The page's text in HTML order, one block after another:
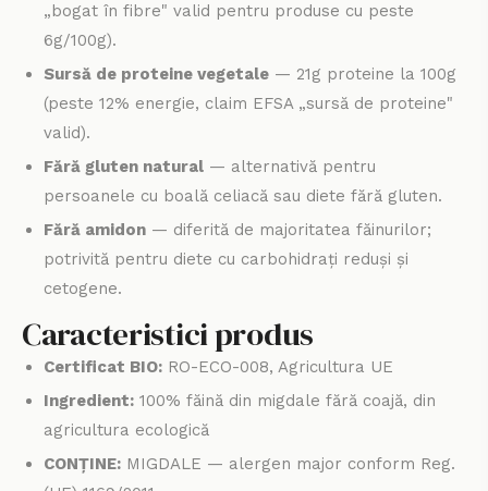
„bogat în fibre" valid pentru produse cu peste
6g/100g).
Sursă de proteine vegetale — 21g proteine la 100g
(peste 12% energie, claim EFSA „sursă de proteine"
valid).
Fără gluten natural — alternativă pentru
persoanele cu boală celiacă sau diete fără gluten.
Fără amidon — diferită de majoritatea făinurilor;
potrivită pentru diete cu carbohidrați reduși și
cetogene.
Caracteristici produs
Certificat BIO: RO-ECO-008, Agricultura UE
Ingredient: 100% făină din migdale fără coajă, din
agricultura ecologică
CONȚINE: MIGDALE — alergen major conform Reg.